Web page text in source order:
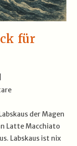
für
der Magen
Latte Macchiato
Labskaus ist nix